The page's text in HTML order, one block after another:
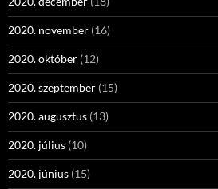
2020. november (16)
2020. október (12)
2020. szeptember (15)
2020. augusztus (13)
2020. július (10)
2020. június (15)